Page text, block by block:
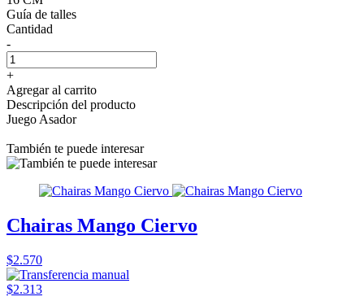
Guía de talles
Cantidad
-
+
Agregar al carrito
Descripción del producto
Juego Asador
También te puede interesar
Chairas Mango Ciervo
$2.570
$2.313